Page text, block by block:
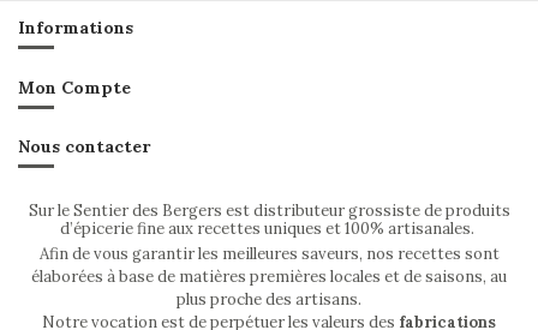
Informations
Mon Compte
Nous contacter
Sur le Sentier des Bergers est distributeur grossiste de produits
d’épicerie fine aux recettes uniques et 100% artisanales.
Afin de vous garantir les meilleures saveurs, nos recettes sont
élaborées à base de matières premières locales et de saisons, au
plus proche des artisans.
Notre vocation est de perpétuer les valeurs des fabrications